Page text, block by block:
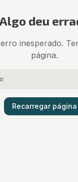
Algo deu
inesperado.
página.
Recarregar página